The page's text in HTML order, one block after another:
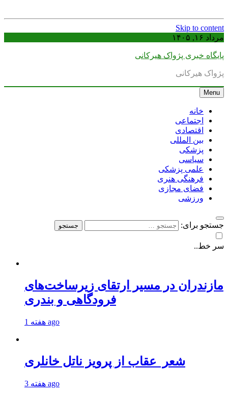
Skip to content
مرداد ۱۶, ۱۴۰۵
پایگاه خبری پژواک هیرکانی
پژواک هیرکانی
Menu
خانه
اجتماعی
اقتصادی
بین المللی
پزشکی
سیاسی
علمی پزشکی
فرهنگی هنری
فضای مجازی
ورزشی
جستجو برای:
سر خط..
مازندران در مسیر ارتقای زیرساخت‌های
فرودگاهی و بندری
1 هفته ago
شعر عقاب از پرویز ناتل خانلری
3 هفته ago